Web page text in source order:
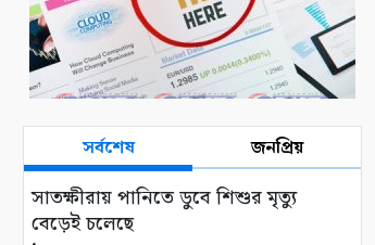
সর্বশেষ জনপ্রিয়
সাতক্ষীরায় পানিতে ডুবে শিশুর মৃত্যু
বেড়েই চলেছে